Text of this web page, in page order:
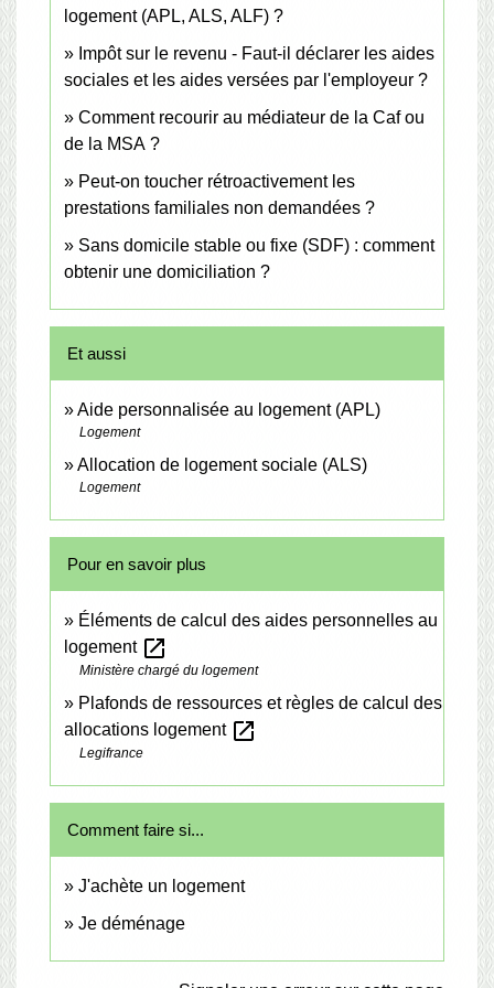
logement (APL, ALS, ALF) ?
Impôt sur le revenu - Faut-il déclarer les aides
sociales et les aides versées par l'employeur ?
Comment recourir au médiateur de la Caf ou
de la MSA ?
Peut-on toucher rétroactivement les
prestations familiales non demandées ?
Sans domicile stable ou fixe (SDF) : comment
obtenir une domiciliation ?
Et aussi
Aide personnalisée au logement (APL)
Logement
Allocation de logement sociale (ALS)
Logement
Pour en savoir plus
Éléments de calcul des aides personnelles au
logement open_in_new
Ministère chargé du logement
Plafonds de ressources et règles de calcul des
allocations logement open_in_new
Legifrance
Comment faire si...
J'achète un logement
Je déménage